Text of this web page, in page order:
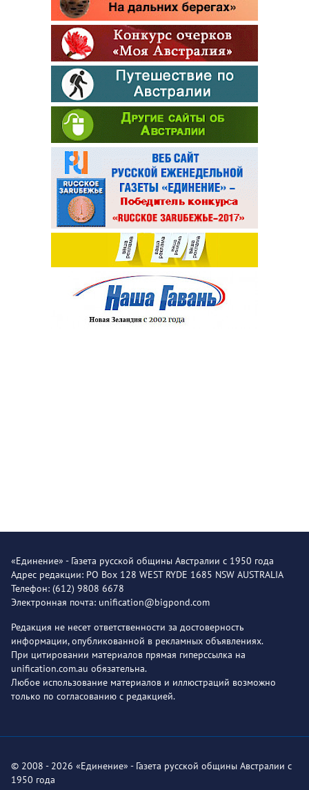
«Единение» - Газета русской общины Австралии с 1950 года
Адрес редакции: PO Box 128 WEST RYDE 1685 NSW AUSTRALIA
Телефон: (612) 9808 6678
Электронная почта: unification@bigpond.com
Редакция не несет ответственности за достоверность
информации, опубликованной в рекламных объявлениях.
При цитировании материалов прямая гиперссылка на
unification.com.au обязательна.
Любое использование материалов и иллюстраций возможно
только по согласованию с редакцией.
© 2008 - 2026 «Единение» - Газета русской общины Австралии с
1950 года